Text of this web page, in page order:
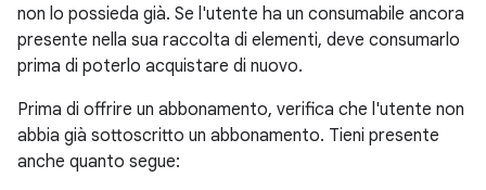
non lo possieda già. Se l'utente ha un consumabile ancora
presente nella sua raccolta di elementi, deve consumarlo
prima di poterlo acquistare di nuovo.
Prima di offrire un abbonamento, verifica che l'utente non
abbia già sottoscritto un abbonamento. Tieni presente
anche quanto segue: